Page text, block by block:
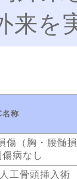
来を
名称
傷（胸・腰髄
病なし
人工骨頭挿入